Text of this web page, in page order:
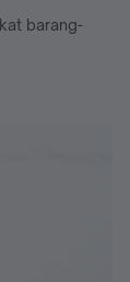
barang-